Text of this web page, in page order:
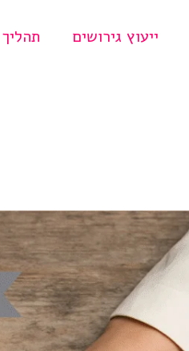
ייעוץ גירושים